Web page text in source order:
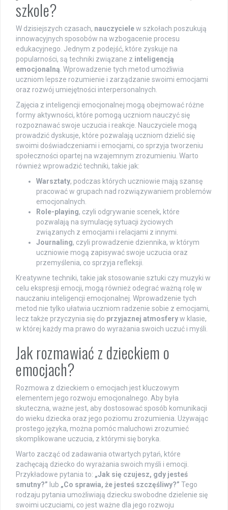
szkole?
W dzisiejszych czasach, nauczycielew szkołach poszukują
innowacyjnych sposobów na wzbogacenie procesu
edukacyjnego. Jednym z podejść, które zyskuje na
popularności, są techniki związane z inteligencją
emocjonalną. Wprowadzenie tych metod umożliwia
uczniom lepsze rozumienie i zarządzanie swoimi emocjami
oraz rozwój umiejętności interpersonalnych.
Zajęcia z inteligencji emocjonalnej mogą obejmować różne
formy aktywności, które pomogą uczniom nauczyć się
rozpoznawać swoje uczucia i reakcje. Nauczyciele mogą
prowadzić dyskusje, które pozwalają uczniom dzielić się
swoimi doświadczeniami i emocjami, co sprzyja tworzeniu
społeczności opartej na wzajemnym zrozumieniu. Warto
również wprowadzić techniki, takie jak:
Warsztaty, podczas których uczniowie mają szansę
pracować w grupach nad rozwiązywaniem problemów
emocjonalnych.
Role-playing, czyli odgrywanie scenek, które
pozwalają na symulację sytuacji życiowych
związanych z emocjami i relacjami z innymi.
Journaling, czyli prowadzenie dziennika, w którym
uczniowie mogą zapisywać swoje uczucia oraz
przemyślenia, co sprzyja refleksji.
Kreatywne techniki, takie jak stosowanie sztuki czy muzyki w
celu ekspresji emocji, mogą również odegrać ważną rolę w
nauczaniu inteligencji emocjonalnej. Wprowadzenie tych
metod nie tylko ułatwia uczniom radzenie sobie z emocjami,
lecz także przyczynia się do przyjaznej atmosferyw klasie,
w której każdy ma prawo do wyrażania swoich uczuć i myśli.
Jak rozmawiać z dzieckiem o
emocjach?
Rozmowa z dzieckiem o emocjach jest kluczowym
elementem jego rozwoju emocjonalnego. Aby była
skuteczna, ważne jest, aby dostosować sposób komunikacji
do wieku dziecka oraz jego poziomu zrozumienia. Używając
prostego języka, można pomóc maluchowi zrozumieć
skomplikowane uczucia, z którymi się boryka.
Warto zacząć od zadawania otwartych pytań, które
zachęcają dziecko do wyrażania swoich myśli i emocji.
Przykładowe pytania to: „Jak się czujesz, gdy jesteś
smutny?” lub „Co sprawia, że jesteś szczęśliwy?” Tego
rodzaju pytania umożliwiają dziecku swobodne dzielenie się
swoimi uczuciami, co jest ważne dla jego rozwoju